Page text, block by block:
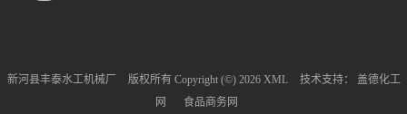
新河县丰泰水工机械厂 版权所有 Copyright (©) 2026 XML 技术支持：
盖德化工
网
食品商务网